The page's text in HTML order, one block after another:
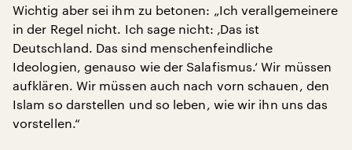
Wichtig aber sei ihm zu betonen: „Ich verallgemeinere
in der Regel nicht. Ich sage nicht: ‚Das ist
Deutschland. Das sind menschenfeindliche
Ideologien, genauso wie der Salafismus.‘ Wir müssen
aufklären. Wir müssen auch nach vorn schauen, den
Islam so darstellen und so leben, wie wir ihn uns das
vorstellen.“